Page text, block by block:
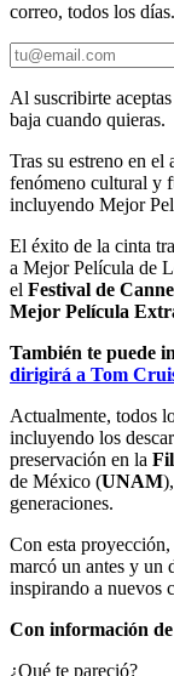
correo, todos los
Al suscribirte
baja cuando quieras.
Tras su estreno en
fenómeno cultural y
incluyendo Mejor
El éxito de la cinta
a Mejor Película de
el Festival de
Mejor Película
También te puede
dirigirá a Tom
Actualmente, todos
incluyendo los
preservación en la
de México (UNAM
generaciones.
Con esta
marcó un antes y un
inspirando a nuevos
Con información
¿Qué te pareció?